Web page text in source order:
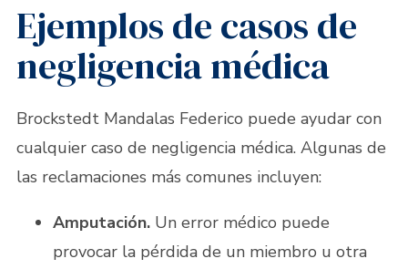
Ejemplos de casos de
negligencia médica
Brockstedt Mandalas Federico puede ayudar con
cualquier caso de negligencia médica. Algunas de
las reclamaciones más comunes incluyen:
Amputación.Un error médico puede
provocar la pérdida de un miembro u otra